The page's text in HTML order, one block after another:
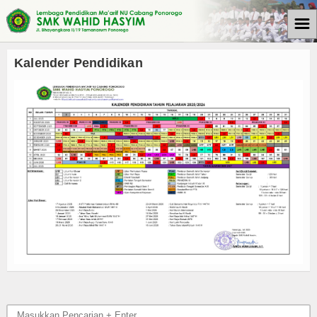
Beranda
Tulisan
Berita
Media Cyto Farma
Pendidikan
Opini
☰
Kalender Pendidikan